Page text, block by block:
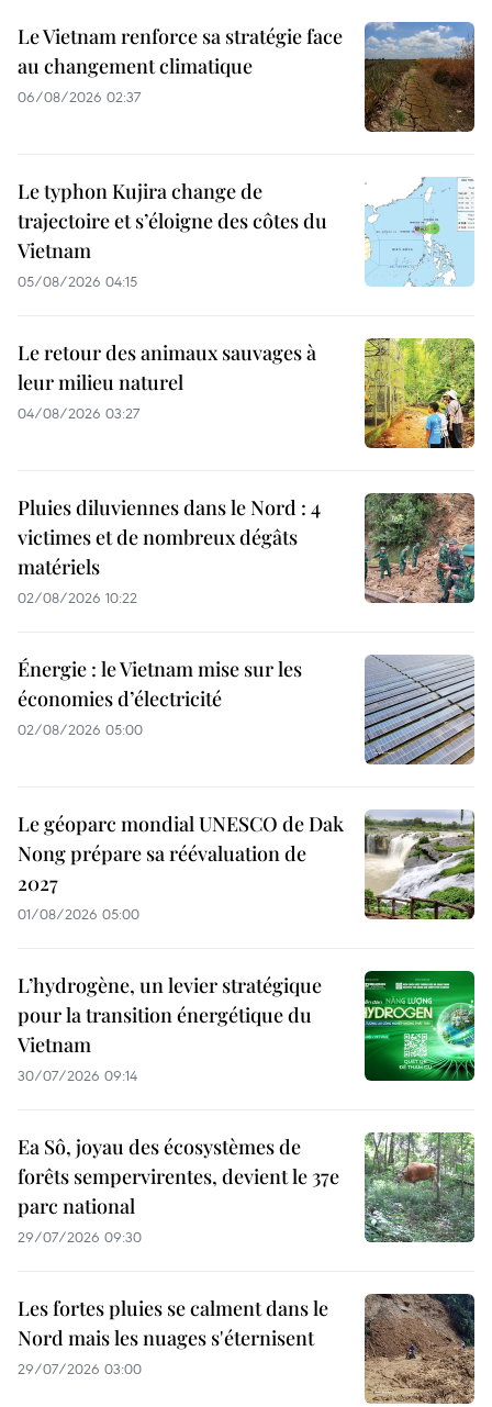
Le Vietnam renforce sa stratégie face
au changement climatique
06/08/2026 02:37
Le typhon Kujira change de
trajectoire et s’éloigne des côtes du
Vietnam
05/08/2026 04:15
Le retour des animaux sauvages à
leur milieu naturel
04/08/2026 03:27
Pluies diluviennes dans le Nord : 4
victimes et de nombreux dégâts
matériels
02/08/2026 10:22
Énergie : le Vietnam mise sur les
économies d’électricité
02/08/2026 05:00
Le géoparc mondial UNESCO de Dak
Nong prépare sa réévaluation de
2027
01/08/2026 05:00
L’hydrogène, un levier stratégique
pour la transition énergétique du
Vietnam
30/07/2026 09:14
Ea Sô, joyau des écosystèmes de
forêts sempervirentes, devient le 37e
parc national
29/07/2026 09:30
Les fortes pluies se calment dans le
Nord mais les nuages s'éternisent
29/07/2026 03:00